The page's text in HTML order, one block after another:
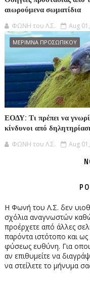
αιωρούμενα σωματίδια
ΦΩΝΗ του Λ.Σ. Aug
ΜΕΡΙΜΝΑ ΠΡΟΣΩΠΙΚΟΥ
ΕΟΔΥ: Τι πρέπει να
κίνδυνοι από
ΦΩΝΗ του Λ.Σ. Aug
Η Φωνή του Λ.Σ. δεν
σχόλια αναγνωστών
προέρχετε από άλλες
παρόντα ιστότοπο και
φύσεως ευθύνη. Για
αν επιθυμείτε να
να στείλετε το μήνυμα